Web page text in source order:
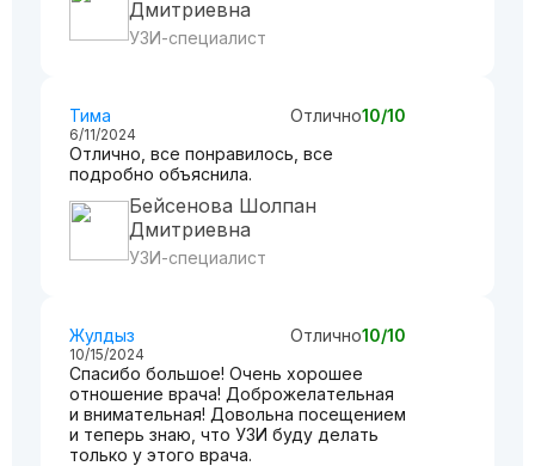
Дмитриевна
УЗИ-специалист
Тима Отлично10/10
6/11/2024
Отлично, все понравилось, все
подробно объяснила.
Бейсенова Шолпан
Дмитриевна
УЗИ-специалист
Жулдыз Отлично10/10
10/15/2024
Спасибо большое! Очень хорошее
отношение врача! Доброжелательная
и внимательная! Довольна посещением
и теперь знаю, что УЗИ буду делать
только у этого врача.